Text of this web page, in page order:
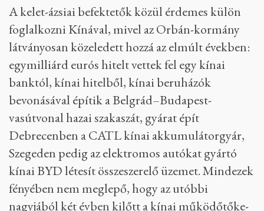
A kelet-ázsiai befektetők közül érdemes külön
foglalkozni Kínával, mivel az Orbán-kormány
látványosan közeledett hozzá az elmúlt években:
egymilliárd eurós hitelt vettek fel egy kínai
banktól, kínai hitelből, kínai beruházók
bevonásával építik a Belgrád–Budapest-
vasútvonal hazai szakaszát, gyárat épít
Debrecenben a CATL kínai akkumulátorgyár,
Szegeden pedig az elektromos autókat gyártó
kínai BYD létesít összeszerelő üzemet. Mindezek
fényében nem meglepő, hogy az utóbbi
nagyjából két évben kilőtt a kínai működőtőke-